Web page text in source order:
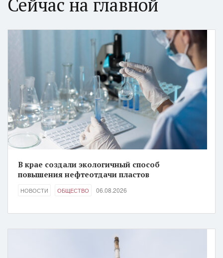
Сейчас на главной
В крае создали экологичный способ
повышения нефтеотдачи пластов
НОВОСТИ ОБЩЕСТВО 06.08.2026